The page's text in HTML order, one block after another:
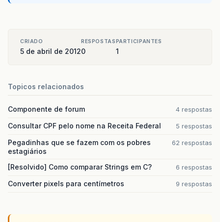
CRIADO
5 de abril de 2012
RESPOSTAS
0
PARTICIPANTES
1
Topicos relacionados
Componente de forum 4 respostas
Consultar CPF pelo nome na Receita Federal 5 respostas
Pegadinhas que se fazem com os pobres
estagiários
62 respostas
[Resolvido] Como comparar Strings em C? 6 respostas
Converter pixels para centímetros 9 respostas